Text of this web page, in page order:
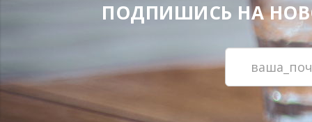
ПОДПИШИСЬ НА